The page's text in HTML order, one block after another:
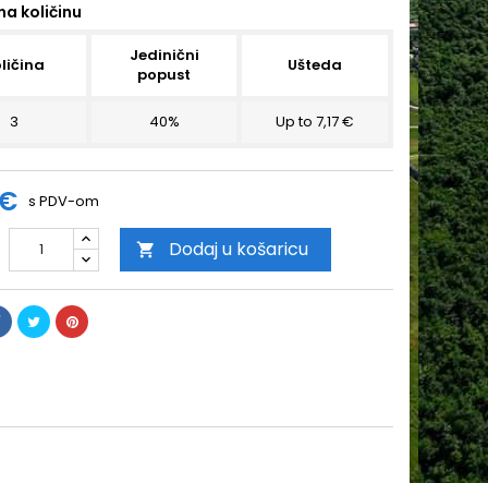
količinu
Jedinični
popust
Ušteda
3 40% Up to 7,17 €
s PDV-om
 Dodaj u košaricu